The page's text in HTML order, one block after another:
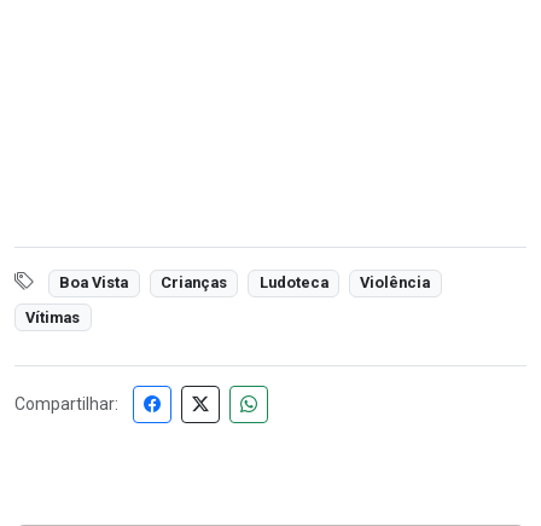
Boa Vista Crianças Ludoteca
Violência
Vítimas
Compartilhar: